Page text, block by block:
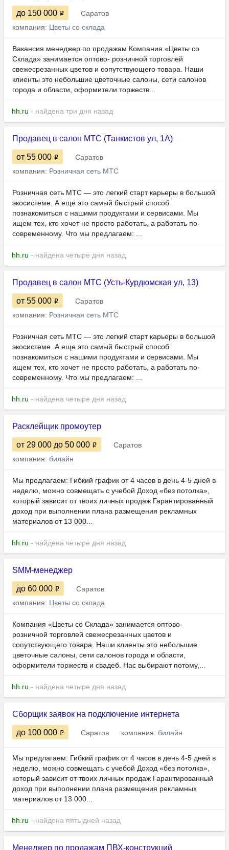
до 150 000
Саратов
компания: Цветы со склада
Вакансия менеджер по продажам Компания «Цветы со
Склада» занимается оптово- розничной торговлей
свежесрезанных цветов и сопутствующего товара. Наши
клиенты это небольшие цветочные салоны, сети салонов
города и области, оформители торжеств...
hh.ru - найдена три дня назад
Продавец в салон МТС (Танкистов ул, 1А)
от 55 000
Саратов
компания: Розничная сеть МТС
Розничная сеть МТС — это легкий старт карьеры в большой
экосистеме. А еще это самый быстрый способ
познакомиться с нашими продуктами и сервисами. Мы
ищем тех, кто хочет не просто работать, а работать по-
современному. Что мы предлагаем: ...
hh.ru - найдена четыре дня назад
Продавец в салон МТС (Усть-Курдюмская ул, 13)
от 55 000
Саратов
компания: Розничная сеть МТС
Розничная сеть МТС — это легкий старт карьеры в большой
экосистеме. А еще это самый быстрый способ
познакомиться с нашими продуктами и сервисами. Мы
ищем тех, кто хочет не просто работать, а работать по-
современному. Что мы предлагаем: ...
hh.ru - найдена четыре дня назад
Расклейщик промоутер
от 29 000 до 50 000
Саратов
компания: билайн
Мы предлагаем: Гибкий график от 4 часов в день 4-5 дней в
неделю, можно совмещать с учебой Доход «без потолка»,
который зависит от твоих личных продаж Гарантированный
доход при выполнении плана размещения рекламных
материалов от 13 000...
hh.ru - найдена четыре дня назад
SMM-менеджер
до 60 000
Саратов
компания: Цветы со склада
Компания «Цветы со Склада» занимается оптово-
розничной торговлей свежесрезанных цветов и
сопутствующего товара. Наши клиенты это небольшие
цветочные салоны, сети салонов города и области,
оформители торжеств и свадеб. Нас выбирают потому,...
hh.ru - найдена четыре дня назад
Сборщик заявок на подключение интернета
до 100 000 Саратов компания: билайн
Мы предлагаем: Гибкий график от 4 часов в день 4-5 дней в
неделю, можно совмещать с учебой Доход «без потолка»,
который зависит от твоих личных продаж Гарантированный
доход при выполнении плана размещения рекламных
материалов от 13 000...
hh.ru - найдена пять дней назад
Менеджер по продажам ПВХ-конструкций